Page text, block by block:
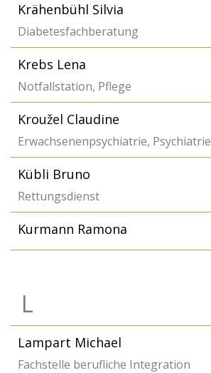
Krähenbühl Silvia
Diabetesfachberatung
Krebs Lena
Notfallstation, Pflege
Kroužel Claudine
Erwachsenenpsychiatrie, Psychiatrie
Kübli Bruno
Rettungsdienst
Kurmann Ramona
L
Lampart Michael
Fachstelle berufliche Integration